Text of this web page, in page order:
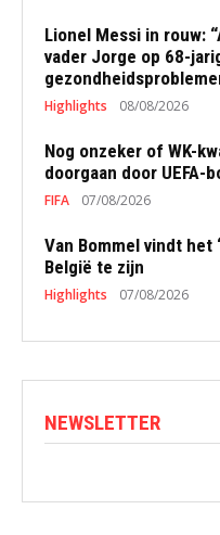
Lionel Messi in rouw:
vader Jorge op 68-
Highlights 08/08/2026
Nog onzeker of WK-
doorgaan door UEFA-
FIFA 07/08/2026
Van Bommel vindt het
België te zijn
Highlights 07/08/2026
NEWSLETTER